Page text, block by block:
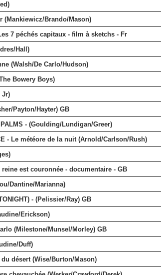
(Mankiewicz/Brando/Mason)
7 péchés capitaux - film à sketchs - Fr
Hall)
(Walsh/De Carlo/Hudson)
Bowery Boys)
Jr)
Payton/Hayter) GB
PALMS - (Goulding/Lundigan/Greer)
- Le météore de la nuit (Arnold/Carlson/Rush)
reine est couronnée - documentaire - GB
Dantine/Marianna)
- (Pelissier/Ray) GB
Erickson)
(Milestone/Munsel/Morley) GB
Duff)
désert (Wise/Burton/Mason)